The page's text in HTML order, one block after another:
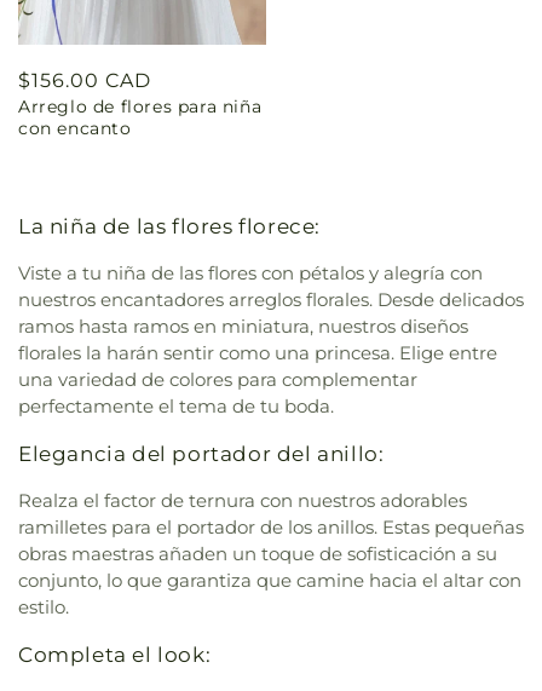
Precio
habitual
$156.00 CAD
Arreglo de flores para niña
con encanto
La niña de las flores florece:
Viste a tu niña de las flores con pétalos y alegría con
nuestros encantadores arreglos florales. Desde delicados
ramos hasta ramos en miniatura, nuestros diseños
florales la harán sentir como una princesa. Elige entre
una variedad de colores para complementar
perfectamente el tema de tu boda.
Elegancia del portador del anillo:
Realza el factor de ternura con nuestros adorables
ramilletes para el portador de los anillos. Estas pequeñas
obras maestras añaden un toque de sofisticación a su
conjunto, lo que garantiza que camine hacia el altar con
estilo.
Completa el look: